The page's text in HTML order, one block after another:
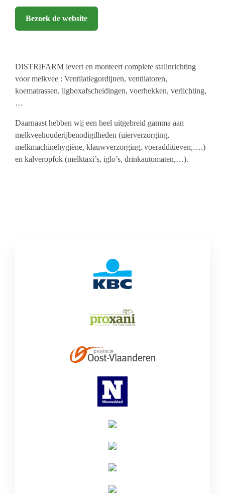
Bezoek de website
DISTRIFARM levert en monteert complete stalinrichting
voor melkvee : Ventilatiegordijnen, ventilatoren,
koematrassen, ligboxafscheidingen, voerhekken, verlichting,
…
Daarnaast hebben wij een heel uitgebreid gamma aan
melkveehouderijbenodigdheden (uierverzorging,
melkmachinehygiëne, klauwverzorging, voeradditieven,….)
en kalveropfok (melktaxi’s, iglo’s, drinkautomaten,…).